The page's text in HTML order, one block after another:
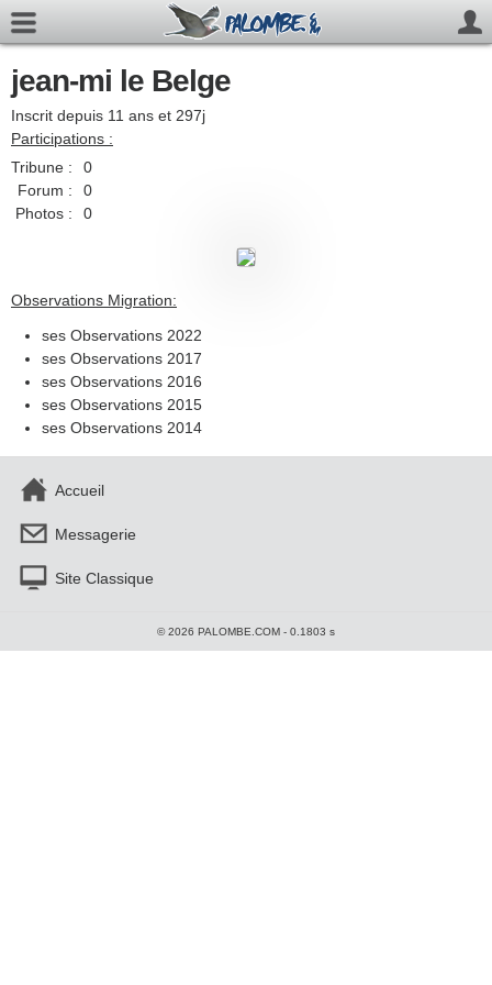
jean-mi le Belge
Inscrit depuis 11 ans et 297j
Participations :
Tribune :
0
Forum :
0
Photos :
0
Observations Migration:
ses Observations 2022
ses Observations 2017
ses Observations 2016
ses Observations 2015
ses Observations 2014
Accueil
Messagerie
Site Classique
© 2026 PALOMBE.COM - 0.1803 s